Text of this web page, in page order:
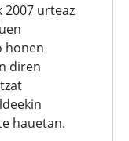
2007 urteaz
honen
diren
hauetan.